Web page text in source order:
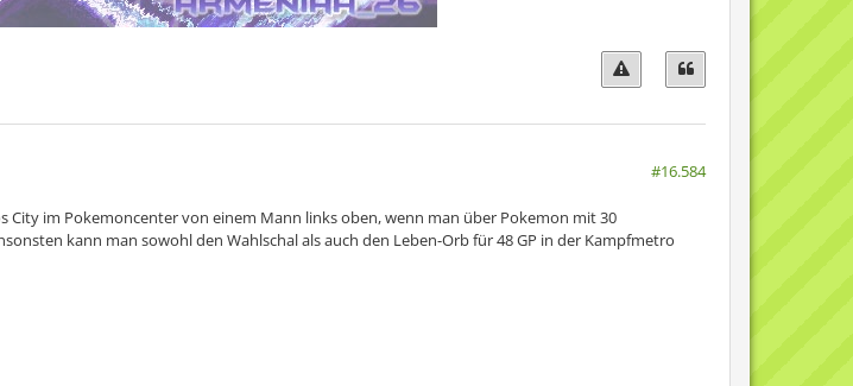
#16.584
City im Pokemoncenter von einem Mann links oben, wenn man über Pokemon mit 30
kann man sowohl den Wahlschal als auch den Leben-Orb für 48 GP in der Kampfmetro